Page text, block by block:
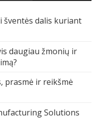
dalis kuriant
daugiau žmonių ir
prasmė ir reikšmė
Solutions